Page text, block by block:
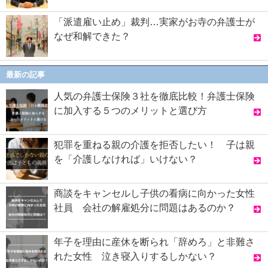
「派遣雇い止め」裁判…実家がお寺の弁護士が
なぜ和解できた？
最新の記事
人気の弁護士保険３社を徹底比較！弁護士保険
に加入する５つのメリットと選び方
犯罪を重ねる親の介護を拒否したい！ 子は親
を「介護しなければ」いけない？
商談をキャンセルし子供の看病に向かった女性
社員 会社の解雇処分に問題はあるのか？
年子を理由に産休を断られ「辞めろ」と非難さ
れた女性 泣き寝入りするしかない？